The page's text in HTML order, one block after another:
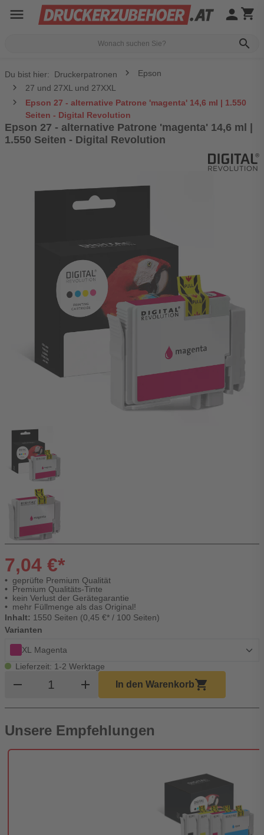
menu
search
person shopping_cart
Du bist hier: Druckerpatronen
Epson
27 und 27XL und 27XXL
Epson 27 - alternative Patrone 'magenta' 14,6 ml | 1.550
Seiten - Digital Revolution
Epson 27 - alternative Patrone 'magenta' 14,6 ml |
1.550 Seiten - Digital Revolution
7,04 €*
geprüfte Premium Qualität
Premium Qualitäts-Tinte
kein Verlust der Gerätegarantie
mehr Füllmenge als das Original!
Inhalt: 1550 Seiten (0,45 €* / 100 Seiten)
Varianten
XL Magenta
Lieferzeit: 1-2 Werktage
remove Produkt Warenkorb Menge
add In den Warenkorbshopping_cart
Unsere Empfehlungen